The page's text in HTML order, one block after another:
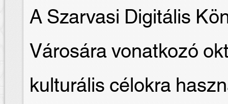
A Szarvasi Digitális
Városára vonatkozó
kulturális célokra